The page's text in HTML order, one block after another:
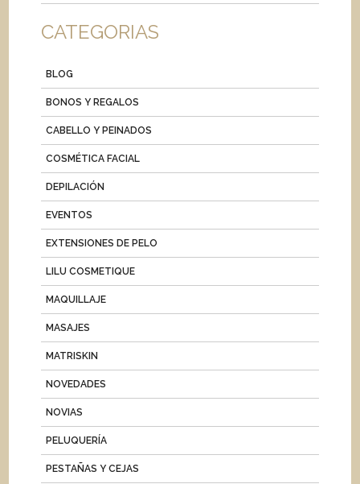
CATEGORIAS
BLOG
BONOS Y REGALOS
CABELLO Y PEINADOS
COSMÉTICA FACIAL
DEPILACIÓN
EVENTOS
EXTENSIONES DE PELO
LILU COSMETIQUE
MAQUILLAJE
MASAJES
MATRISKIN
NOVEDADES
NOVIAS
PELUQUERÍA
PESTAÑAS Y CEJAS